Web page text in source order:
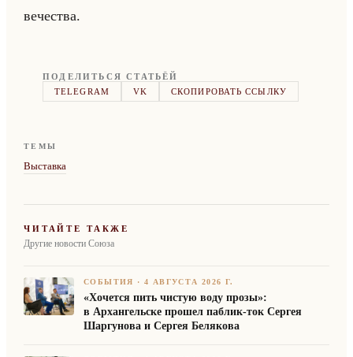
ве­че­ства.
ПОДЕЛИТЬСЯ СТАТЬЁЙ
TELEGRAM
VK СКОПИРОВАТЬ ССЫЛКУ
ТЕМЫ
Выставка
ЧИТАЙТЕ ТАКЖЕ
Другие новости Союза
СОБЫТИЯ ·4 АВГУСТА 2026 Г.
«Хочется пить чистую воду прозы»:
в Архангельске прошел паблик-ток Сергея
Шаргунова и Сергея Белякова